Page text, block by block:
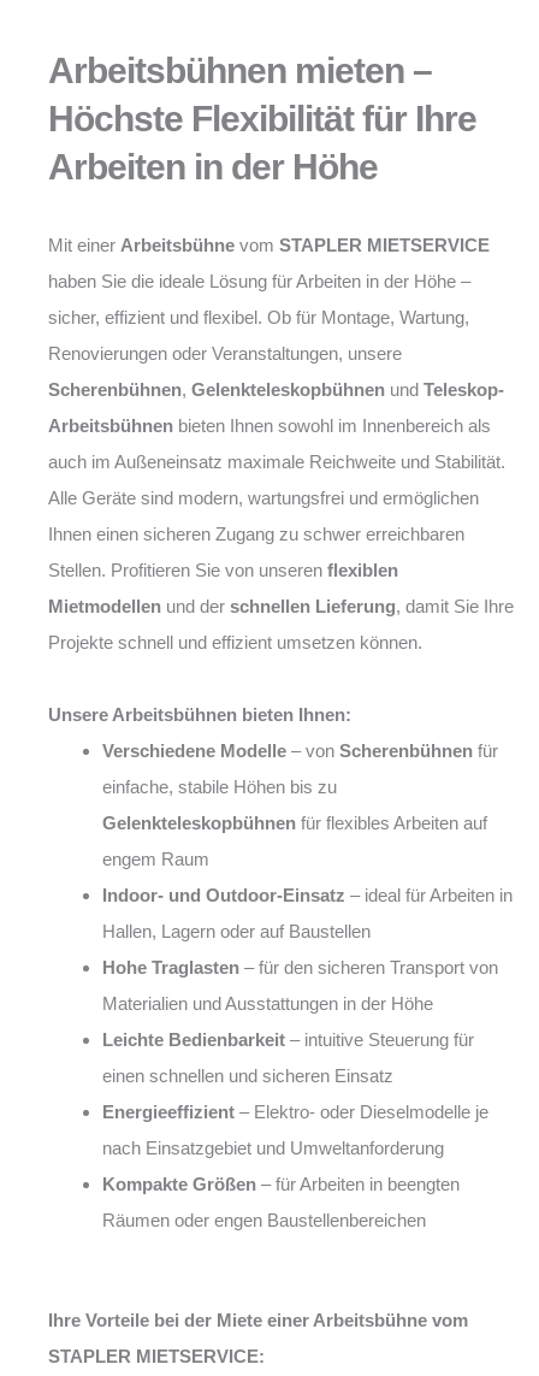
Arbeitsbühnen mieten –
Höchste Flexibilität für Ihre
Arbeiten in der Höhe
Mit einer Arbeitsbühne vom STAPLER MIETSERVICE
haben Sie die ideale Lösung für Arbeiten in der Höhe –
sicher, effizient und flexibel. Ob für Montage, Wartung,
Renovierungen oder Veranstaltungen, unsere
Scherenbühnen, Gelenkteleskopbühnen und Teleskop-
Arbeitsbühnen bieten Ihnen sowohl im Innenbereich als
auch im Außeneinsatz maximale Reichweite und Stabilität.
Alle Geräte sind modern, wartungsfrei und ermöglichen
Ihnen einen sicheren Zugang zu schwer erreichbaren
Stellen. Profitieren Sie von unseren flexiblen
Mietmodellen und der schnellen Lieferung, damit Sie Ihre
Projekte schnell und effizient umsetzen können.
Unsere Arbeitsbühnen bieten Ihnen:
Verschiedene Modelle – von Scherenbühnen für
einfache, stabile Höhen bis zu
Gelenkteleskopbühnen für flexibles Arbeiten auf
engem Raum
Indoor- und Outdoor-Einsatz – ideal für Arbeiten in
Hallen, Lagern oder auf Baustellen
Hohe Traglasten – für den sicheren Transport von
Materialien und Ausstattungen in der Höhe
Leichte Bedienbarkeit – intuitive Steuerung für
einen schnellen und sicheren Einsatz
Energieeffizient – Elektro- oder Dieselmodelle je
nach Einsatzgebiet und Umweltanforderung
Kompakte Größen – für Arbeiten in beengten
Räumen oder engen Baustellenbereichen
Ihre Vorteile bei der Miete einer Arbeitsbühne vom
STAPLER MIETSERVICE: